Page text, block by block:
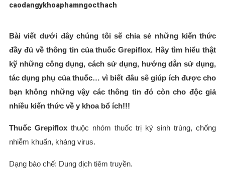
caodangykhoaphamngocthach
Bài viết dưới đây chúng tôi sẽ chia sẻ những kiến thức
đầy đủ về thông tin của thuốc Grepiflox. Hãy tìm hiểu thật
kỹ những công dụng, cách sử dụng, hướng dẫn sử dụng,
tác dụng phụ của thuốc… vì biết đâu sẽ giúp ích được cho
bạn không những vậy các thông tin đó còn cho độc giả
nhiều kiến thức về y khoa bổ ích!!!
Thuốc Grepifloxthuộc nhóm thuốc trị ký sinh trùng, chống
nhiễm khuẩn, kháng virus.
Dạng bào chế: Dung dịch tiêm truyền.